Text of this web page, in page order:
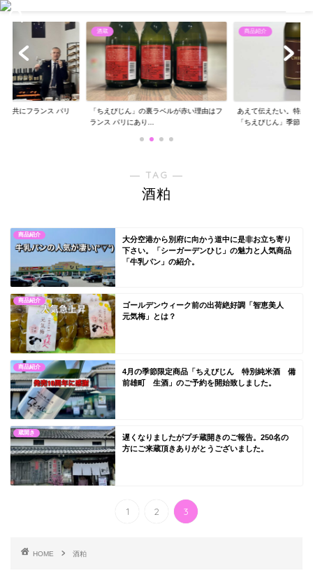
と共にフランス パリ
酒蔵
「ちえびじん」の裏ラベルが赤い理由はフ
ランス パリにあり...
商品紹介
あえて伝えたい。特約
「ちえびじん」季節...
― TAG ―
酒粕
商品紹介
大分空港から別府に向かう道中に是非お立ち寄り
下さい。「シーガーデンひじ」の魅力と人気商品
「牛乳パン」の紹介。
商品紹介
ゴールデンウィーク前の出荷絶好調「智恵美人
元気梅」とは？
商品紹介
4月の季節限定商品「ちえびじん 特別純米酒 備
前雄町 生酒」のご予約を開始致しました。
蔵開き
遅くなりましたがプチ蔵開きのご報告。250名の
方にご来蔵頂きありがとうございました。
1 2 3
HOME 酒粕